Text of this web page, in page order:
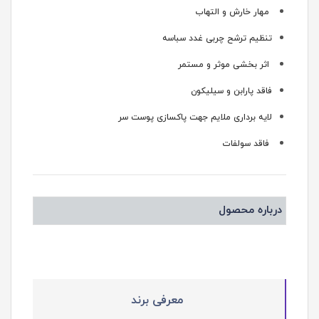
مهار خارش و التهاب
تنظیم ترشح چربی غدد سباسه
اثر بخشی موثر و مستمر
فاقد پارابن و سیلیکون
لایه برداری ملایم جهت پاکسازی پوست سر
فاقد سولفات
درباره محصول
معرفی برند